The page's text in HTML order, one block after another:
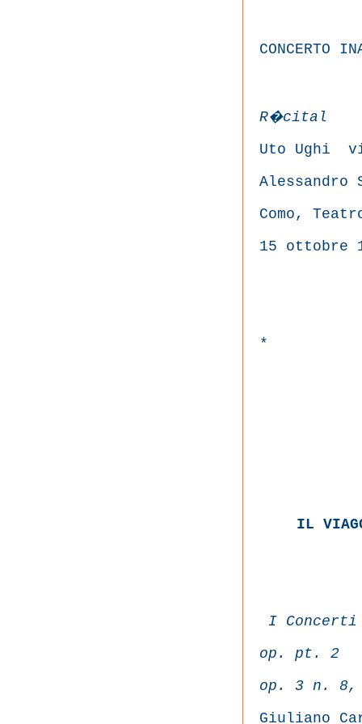
CONCERTO
R�cital
Uto Ughi
Alessandro
Como,
15 ottobre
*
IL
I
op. pt. 2
op. 3 n. 8,
Giuliano